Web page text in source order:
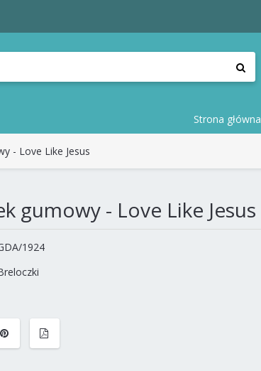
Strona główna
- Love Like Jesus
gumowy - Love Like Jesus
1924